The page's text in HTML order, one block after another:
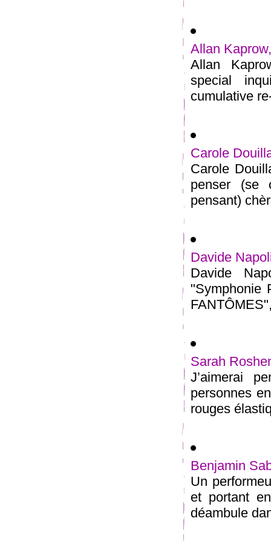
Allan
Allan
special
cumulative
Carole
Carole
penser (se
pensant)
Davide
Davide
"Symphonie
Sarah
J’aimerai
personnes
rouges
Benjamin
Un
et portant
déambule